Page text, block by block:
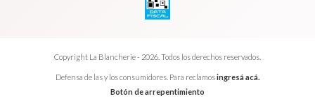
Copyright La Blancherie - 2026. Todos los derechos reservados.
Defensa de las y los consumidores. Para reclamosingresá acá.
Botón de arrepentimiento